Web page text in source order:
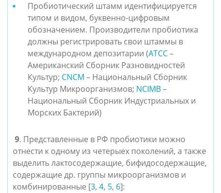
Пробиотический штамм идентифицируется
типом и видом, буквенно-цифровым
обозначением. Производители пробиотика
должны регистрировать свои штаммы в
международном депозитарии (ATCC–
Американский Сборник Разновидностей
Культур; CNCM – Национальный Сборник
Культур Микроорганизмов; NCIMB–
Национальный Сборник Индустриальных и
Морских Бактерий)
9. Представленные в РФ пробиотики можно
отнести к одному из четерыех поколений, а также
выделить лактосодержащие, бифидосодержащие,
содержащие др. группы микроорганизмов и
комбинированные [3, 4, 5, 6]: